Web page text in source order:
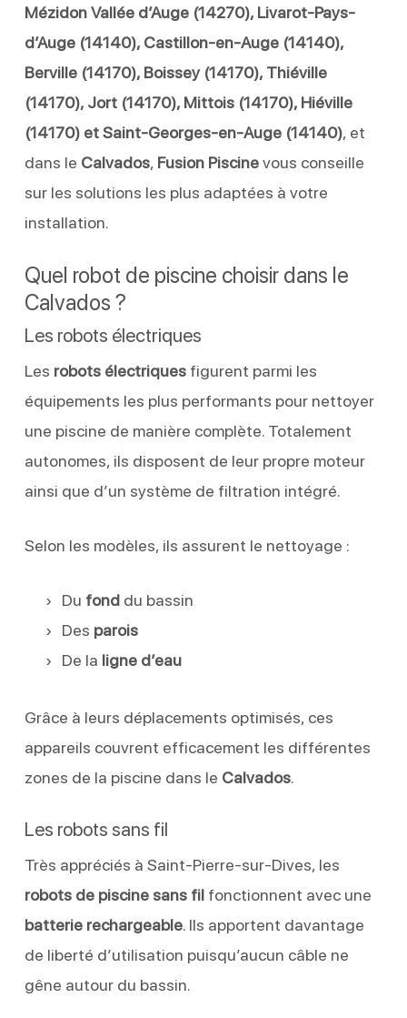
Mézidon Vallée d’Auge (14270), Livarot-Pays-
d’Auge (14140), Castillon-en-Auge (14140),
Berville (14170), Boissey (14170), Thiéville
(14170), Jort (14170), Mittois (14170), Hiéville
(14170) et Saint-Georges-en-Auge (14140), et
dans le Calvados, Fusion Piscinevous conseille
sur les solutions les plus adaptées à votre
installation.
Quel robot de piscine choisir dans le
Calvados ?
Les robots électriques
Les robots électriquesfigurent parmi les
équipements les plus performants pour nettoyer
une piscine de manière complète. Totalement
autonomes, ils disposent de leur propre moteur
ainsi que d’un système de filtration intégré.
Selon les modèles, ils assurent le nettoyage :
Du fonddu bassin
Des parois
De la ligne d’eau
Grâce à leurs déplacements optimisés, ces
appareils couvrent efficacement les différentes
zones de la piscine dans le Calvados.
Les robots sans fil
Très appréciés à Saint-Pierre-sur-Dives, les
robots de piscine sans filfonctionnent avec une
batterie rechargeable. Ils apportent davantage
de liberté d’utilisation puisqu’aucun câble ne
gêne autour du bassin.